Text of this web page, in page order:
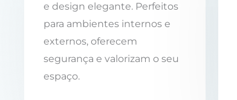
e design elegante. Perfeitos
para ambientes internos e
externos, oferecem
segurança e valorizam o seu
espaço.